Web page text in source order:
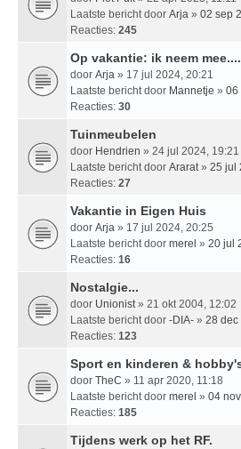
Laatste bericht door Arja » 02 sep
Reacties: 245
Op vakantie: ik neem mee....
door Arja » 17 jul 2024, 20:21
Laatste bericht door Mannetje » 06
Reacties: 30
Tuinmeubelen
door Hendrien » 24 jul 2024, 19:21
Laatste bericht door Ararat » 25 jul
Reacties: 27
Vakantie in Eigen Huis
door Arja » 17 jul 2024, 20:25
Laatste bericht door merel » 20 jul
Reacties: 16
Nostalgie...
door Unionist » 21 okt 2004, 12:02
Laatste bericht door -DIA- » 28 dec
Reacties: 123
Sport en kinderen &
door TheC » 11 apr 2020, 11:18
Laatste bericht door merel » 04
Reacties: 185
Tijdens werk op het RF.